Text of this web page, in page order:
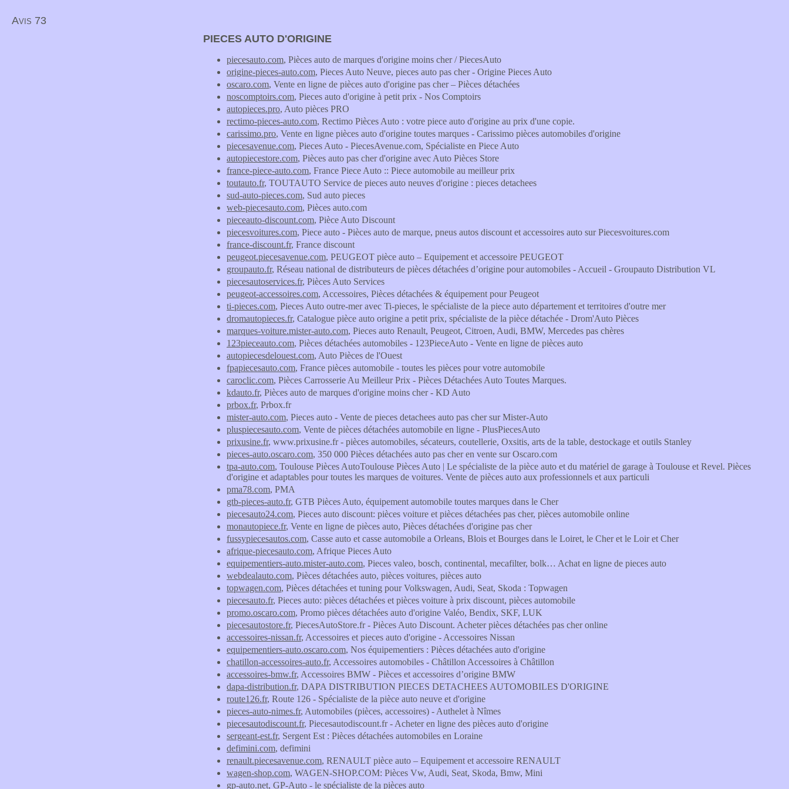
Avis 73
PIECES AUTO D'ORIGINE
piecesauto.com, Pièces auto de marques d'origine moins cher / PiecesAuto
origine-pieces-auto.com, Pieces Auto Neuve, pieces auto pas cher - Origine Pieces Auto
oscaro.com, Vente en ligne de pièces auto d'origine pas cher – Pièces détachées
noscomptoirs.com, Pieces auto d'origine à petit prix - Nos Comptoirs
autopieces.pro, Auto pièces PRO
rectimo-pieces-auto.com, Rectimo Pièces Auto : votre piece auto d'origine au prix d'une copie.
carissimo.pro, Vente en ligne pièces auto d'origine toutes marques - Carissimo pièces automobiles d'origine
piecesavenue.com, Pieces Auto - PiecesAvenue.com, Spécialiste en Piece Auto
autopiecestore.com, Pièces auto pas cher d'origine avec Auto Pièces Store
france-piece-auto.com, France Piece Auto :: Piece automobile au meilleur prix
toutauto.fr, TOUTAUTO Service de pieces auto neuves d'origine : pieces detachees
sud-auto-pieces.com, Sud auto pieces
web-piecesauto.com, Pièces auto.com
pieceauto-discount.com, Pièce Auto Discount
piecesvoitures.com, Piece auto - Pièces auto de marque, pneus autos discount et accessoires auto sur Piecesvoitures.com
france-discount.fr, France discount
peugeot.piecesavenue.com, PEUGEOT pièce auto – Equipement et accessoire PEUGEOT
groupauto.fr, Réseau national de distributeurs de pièces détachées d’origine pour automobiles - Accueil - Groupauto Distribution VL
piecesautoservices.fr, Pièces Auto Services
peugeot-accessoires.com, Accessoires, Pièces détachées & équipement pour Peugeot
ti-pieces.com, Pieces Auto outre-mer avec Ti-pieces, le spécialiste de la piece auto département et territoires d'outre mer
dromautopieces.fr, Catalogue pièce auto origine a petit prix, spécialiste de la pièce détachée - Drom'Auto Pièces
marques-voiture.mister-auto.com, Pieces auto Renault, Peugeot, Citroen, Audi, BMW, Mercedes pas chères
123pieceauto.com, Pièces détachées automobiles - 123PieceAuto - Vente en ligne de pièces auto
autopiecesdelouest.com, Auto Pièces de l'Ouest
fpapiecesauto.com, France pièces automobile - toutes les pièces pour votre automobile
caroclic.com, Pièces Carrosserie Au Meilleur Prix - Pièces Détachées Auto Toutes Marques.
kdauto.fr, Pièces auto de marques d'origine moins cher - KD Auto
prbox.fr, Prbox.fr
mister-auto.com, Pieces auto - Vente de pieces detachees auto pas cher sur Mister-Auto
pluspiecesauto.com, Vente de pièces détachées automobile en ligne - PlusPiecesAuto
prixusine.fr, www.prixusine.fr - pièces automobiles, sécateurs, coutellerie, Oxsitis, arts de la table, destockage et outils Stanley
pieces-auto.oscaro.com, 350 000 Pièces détachées auto pas cher en vente sur Oscaro.com
tpa-auto.com, Toulouse Pièces AutoToulouse Pièces Auto | Le spécialiste de la pièce auto et du matériel de garage à Toulouse et Revel. Pièces
d'origine et adaptables pour toutes les marques de voitures. Vente de pièces auto aux professionnels et aux particuli
pma78.com, PMA
gtb-pieces-auto.fr, GTB Pièces Auto, équipement automobile toutes marques dans le Cher
piecesauto24.com, Pieces auto discount: pièces voiture et pièces détachées pas cher, pièces automobile online
monautopiece.fr, Vente en ligne de pièces auto, Pièces détachées d'origine pas cher
fussypiecesautos.com, Casse auto et casse automobile a Orleans, Blois et Bourges dans le Loiret, le Cher et le Loir et Cher
afrique-piecesauto.com, Afrique Pieces Auto
equipementiers-auto.mister-auto.com, Pieces valeo, bosch, continental, mecafilter, bolk… Achat en ligne de pieces auto
webdealauto.com, Pièces détachées auto, pièces voitures, pièces auto
topwagen.com, Pièces détachées et tuning pour Volkswagen, Audi, Seat, Skoda : Topwagen
piecesauto.fr, Pieces auto: pièces détachées et pièces voiture à prix discount, pièces automobile
promo.oscaro.com, Promo pièces détachées auto d'origine Valéo, Bendix, SKF, LUK
piecesautostore.fr, PiecesAutoStore.fr - Pièces Auto Discount. Acheter pièces détachées pas cher online
accessoires-nissan.fr, Accessoires et pieces auto d'origine - Accessoires Nissan
equipementiers-auto.oscaro.com, Nos équipementiers : Pièces détachées auto d'origine
chatillon-accessoires-auto.fr, Accessoires automobiles - Châtillon Accessoires à Châtillon
accessoires-bmw.fr, Accessoires BMW - Pièces et accessoires d’origine BMW
dapa-distribution.fr, DAPA DISTRIBUTION PIECES DETACHEES AUTOMOBILES D'ORIGINE
route126.fr, Route 126 - Spécialiste de la pièce auto neuve et d'origine
pieces-auto-nimes.fr, Automobiles (pièces, accessoires) - Authelet à Nîmes
piecesautodiscount.fr, Piecesautodiscount.fr - Acheter en ligne des pièces auto d'origine
sergeant-est.fr, Sergent Est : Pièces détachées automobiles en Loraine
defimini.com, defimini
renault.piecesavenue.com, RENAULT pièce auto – Equipement et accessoire RENAULT
wagen-shop.com, WAGEN-SHOP.COM: Pièces Vw, Audi, Seat, Skoda, Bmw, Mini
gp-auto.net, GP-Auto - le spécialiste de la pièces auto